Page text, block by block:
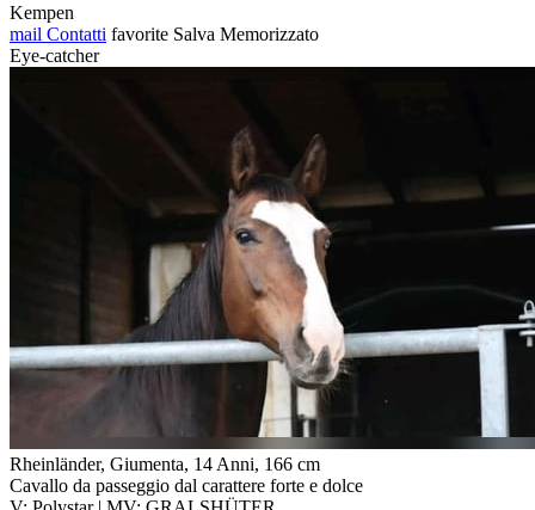
Kempen
mail Contatti favorite Salva Memorizzato
Eye-catcher
Rheinländer, Giumenta, 14 Anni, 166 cm
Cavallo da passeggio dal carattere forte e dolce